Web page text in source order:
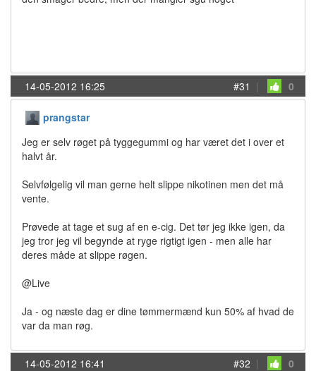
14-05-2012 16:25 #31 | 0
prangstar
Jeg er selv røget på tyggegummi og har været det i over et
halvt år.
Selvfølgelig vil man gerne helt slippe nikotinen men det må
vente.
Prøvede at tage et sug af en e-cig. Det tør jeg ikke igen, da
jeg tror jeg vil begynde at ryge rigtigt igen - men alle har
deres måde at slippe røgen.
@Live
Ja - og næste dag er dine tømmermænd kun 50% af hvad de
var da man røg.
14-05-2012 16:41 #32 | 0